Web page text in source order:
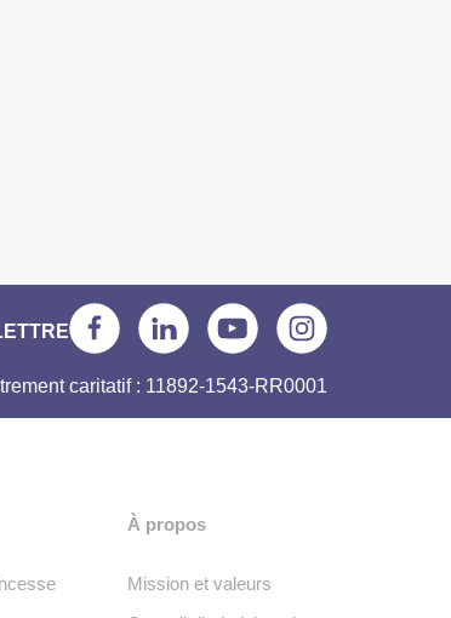
caritatif : 11892-1543-RR0001
À propos
Mission et valeurs